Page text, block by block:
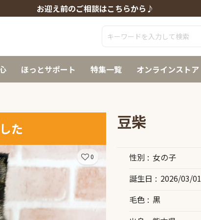
お迎え前のご相談はこちらから♪
ほっとサポート 特集一覧 オンラインストア
た
0
豆柴
性別
女の子
誕生日
2026/03/01
毛色
黒